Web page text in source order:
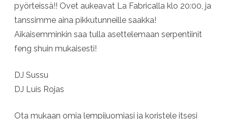
pyörteissä!! Ovet aukeavat La Fabricalla klo 20:00, ja
tanssimme aina pikkutunneille saakka!
Aikaisemminkin saa tulla asettelemaan serpentiinit
feng shuin mukaisesti!
DJ Sussu
DJ Luis Rojas
Ota mukaan omia lempijuomiasi ja koristele itsesi